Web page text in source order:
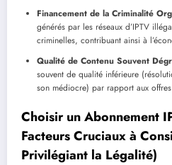
Financement de la Criminalité
générés par les réseaux d’IPTV
criminelles, contribuant ainsi à
Qualité de Contenu Souvent
souvent de qualité inférieure
son médiocre) par rapport aux
Choisir un Abonnement
Facteurs Cruciaux à
Privilégiant la Légalité)